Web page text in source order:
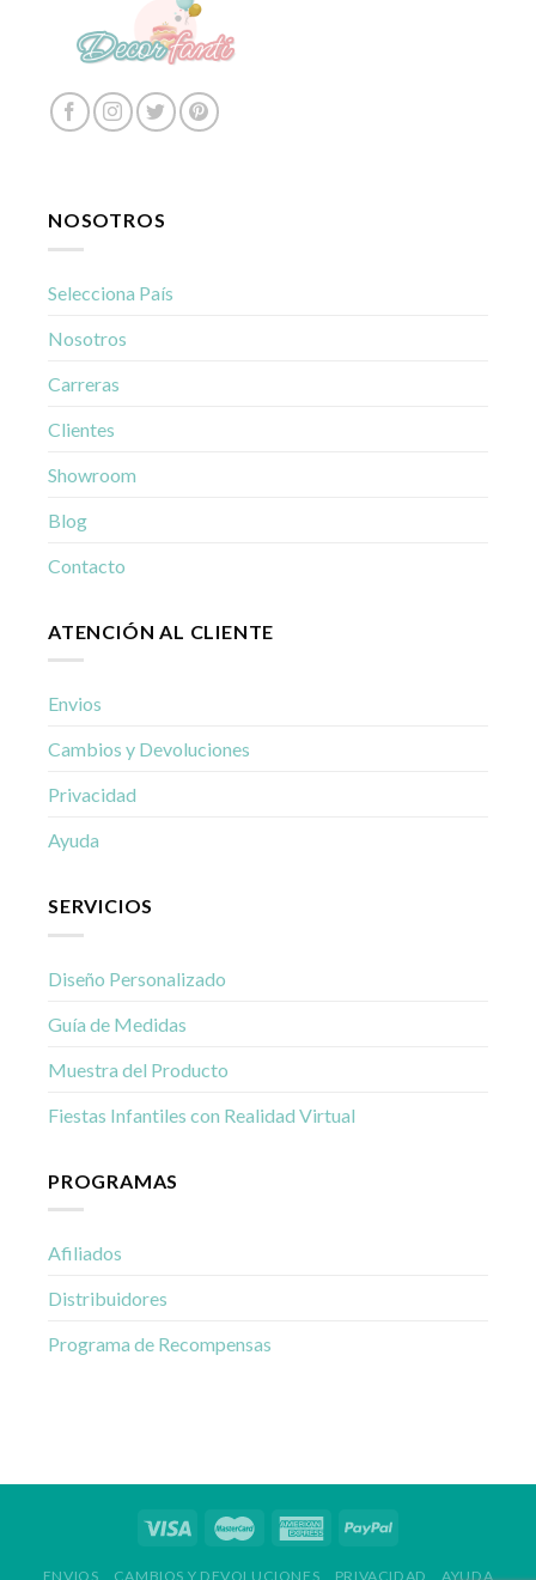
NOSOTROS
Selecciona País
Nosotros
Carreras
Clientes
Showroom
Blog
Contacto
ATENCIÓN AL CLIENTE
Envios
Cambios y Devoluciones
Privacidad
Ayuda
SERVICIOS
Diseño Personalizado
Guía de Medidas
Muestra del Producto
Fiestas Infantiles con Realidad Virtual
PROGRAMAS
Afiliados
Distribuidores
Programa de Recompensas
ENVIOS CAMBIOS Y DEVOLUCIONES PRIVACIDAD AYUDA